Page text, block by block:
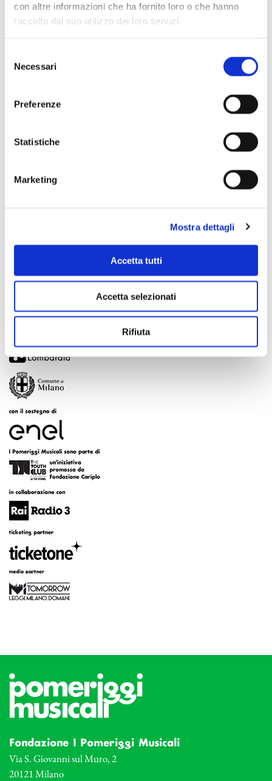
con altre informazioni che ha fornito loro o che hanno
raccolto dal suo utilizzo dei loro servizi.
delNecessari
Preferenze
Statistiche
Marketing
Mostra dettagli
Accetta tutti
Accetta selezionati
Rifiuta
Fondazione I Pomeriggi Musicali
Via S. Giovanni sul Muro, 2
20121 Milano